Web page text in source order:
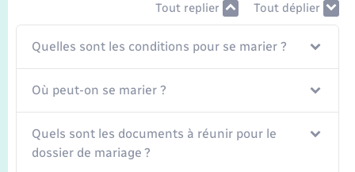
Tout replier Tout déplier
Quelles sont les conditions pour se marier ?
Où peut-on se marier ?
Quels sont les documents à réunir pour le
dossier de mariage ?